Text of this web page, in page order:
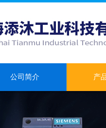
公司简介 产